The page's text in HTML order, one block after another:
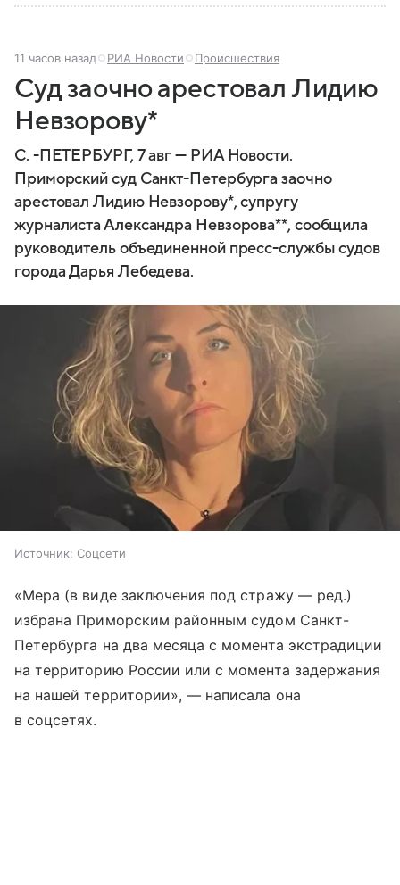
11 часов назад РИА Новости Происшествия
Суд заочно арестовал Лидию
Невзорову*
С. -ПЕТЕРБУРГ, 7 авг — РИА Новости.
Приморский суд Санкт-Петербурга заочно
арестовал Лидию Невзорову*, супругу
журналиста Александра Невзорова**, сообщила
руководитель объединенной пресс-службы судов
города Дарья Лебедева.
Источник: Соцсети
«Мера (в виде заключения под стражу — ред.)
избрана Приморским районным судом Санкт-
Петербурга на два месяца с момента экстрадиции
на территорию России или с момента задержания
на нашей территории», — написала она
в соцсетях.